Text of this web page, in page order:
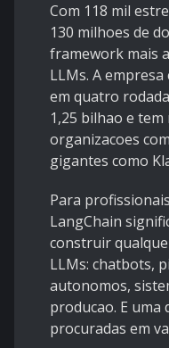
Com 118 mil
130 milhoes de
framework mais
LLMs. A
em quatro
1,25 bilhao e tem
organizacoes
gigantes como
Para
LangChain
construir
LLMs: chatbots,
autonomos,
producao. E uma
procuradas em